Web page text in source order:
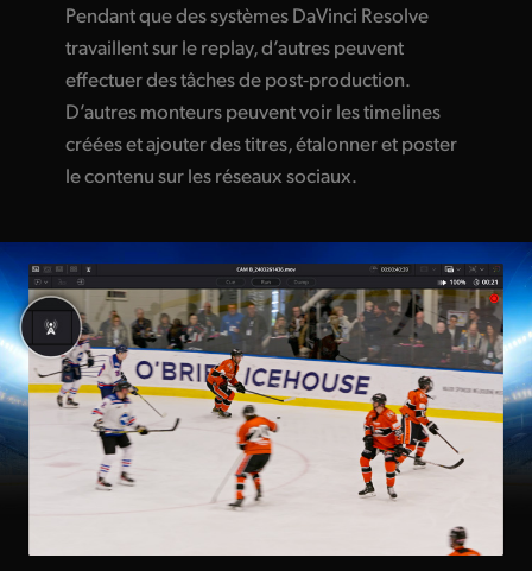
Pendant que des systèmes DaVinci Resolve
travaillent sur le replay, d’autres peuvent
effectuer des tâches de post-production.
D’autres monteurs peuvent voir les timelines
créées et ajouter des titres, étalonner et poster
le contenu sur les réseaux sociaux.